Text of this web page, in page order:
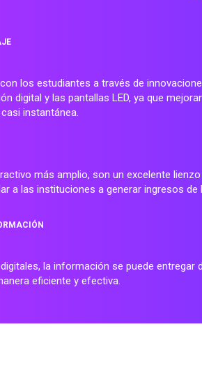
los estudiantes a través de
digital y las pantallas LED, ya que
instantánea.
más amplio, son un excelente
a las instituciones a generar ingresos de
la información se puede entregar
eficiente y efectiva.